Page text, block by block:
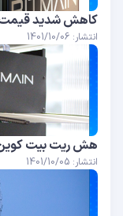
کاهش شدید قیمت
انتشار: 1401/10/06
هش ریت بیت کوین 35 درصد کاهش
انتشار: 1401/10/05